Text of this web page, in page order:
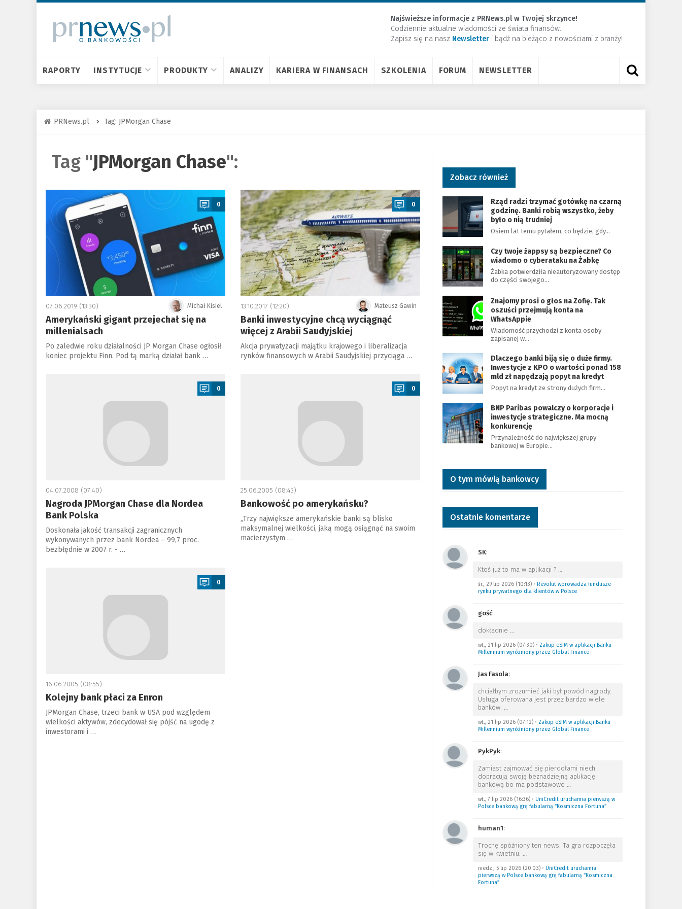
Najświeższe informacje z PRNews.pl w Twojej skrzynce!
Codziennie aktualne wiadomości ze świata finansów.
Zapisz się na nasz Newsletter ​i bądź na bieżąco z nowościami z branży!
RAPORTY INSTYTUCJE PRODUKTY ANALIZY KARIERA W FINANSACH SZKOLENIA FORUM NEWSLETTER
PRNews.pl Tag: JPMorgan Chase
Tag "JPMorgan Chase":
a
0
Michał Kisiel
07.06.2019 (13:30)
Amerykański gigant przejechał się na
millenialsach
Po zaledwie roku działalności JP Morgan Chase ogłosił
koniec projektu Finn. Pod tą marką działał bank …
a
0
Mateusz Gawin
13.10.2017 (12:20)
Banki inwestycyjne chcą wyciągnąć
więcej z Arabii Saudyjskiej
Akcja prywatyzacji majątku krajowego i liberalizacja
rynków finansowych w Arabii Saudyjskiej przyciąga …
0
04.07.2008 (07:40)
Nagroda JPMorgan Chase dla Nordea
Bank Polska
Doskonała jakość transakcji zagranicznych
wykonywanych przez bank Nordea – 99,7 proc.
bezbłędnie w 2007 r. - …
0
25.06.2005 (08:43)
Bankowość po amerykańsku?
„Trzy największe amerykańskie banki są blisko
maksymalnej wielkości, jaką mogą osiągnąć na swoim
macierzystym …
0
16.06.2005 (08:55)
Kolejny bank płaci za Enron
JPMorgan Chase, trzeci bank w USA pod względem
wielkości aktywów, zdecydował się pójść na ugodę z
inwestorami i …
Zobacz również
Rząd radzi trzymać gotówkę na czarną
godzinę. Banki robią wszystko, żeby
było o nią trudniej
Osiem lat temu pytałem, co będzie, gdy…
Czy twoje żappsy są bezpieczne? Co
wiadomo o cyberataku na Żabkę
Żabka potwierdziła nieautoryzowany dostęp
do części swojego…
Znajomy prosi o głos na Zofię. Tak
oszuści przejmują konta na
WhatsAppie
Wiadomość przychodzi z konta osoby
zapisanej w…
Dlaczego banki biją się o duże firmy.
Inwestycje z KPO o wartości ponad 158
mld zł napędzają popyt na kredyt
Popyt na kredyt ze strony dużych firm…
BNP Paribas powalczy o korporacje i
inwestycje strategiczne. Ma mocną
konkurencję
Przynależność do największej grupy
bankowej w Europie…
O tym mówią bankowcy
Ostatnie komentarze
SK:
Ktoś już to ma w aplikacji ? …
śr., 29 lip 2026 (10:13)• Revolut wprowadza fundusze
rynku prywatnego dla klientów w Polsce
gość:
dokładnie …
wt., 21 lip 2026 (07:30)• Zakup eSIM w aplikacji Banku
Millennium wyróżniony przez Global Finance
Jas Fasola:
chciałbym zrozumieć jaki był powód nagrody.
Usługa oferowana jest przez bardzo wiele
banków. …
wt., 21 lip 2026 (07:12)• Zakup eSIM w aplikacji Banku
Millennium wyróżniony przez Global Finance
PykPyk:
Zamiast zajmować się pierdołami niech
dopracują swoją beznadziejną aplikację
bankową bo ma podstawowe …
wt., 7 lip 2026 (16:36)• UniCredit uruchamia pierwszą w
Polsce bankową grę fabularną “Kosmiczna Fortuna”
human1:
Trochę spóźniony ten news. Ta gra rozpoczęła
się w kwietniu. …
niedz., 5 lip 2026 (20:03)• UniCredit uruchamia
pierwszą w Polsce bankową grę fabularną “Kosmiczna
Fortuna”